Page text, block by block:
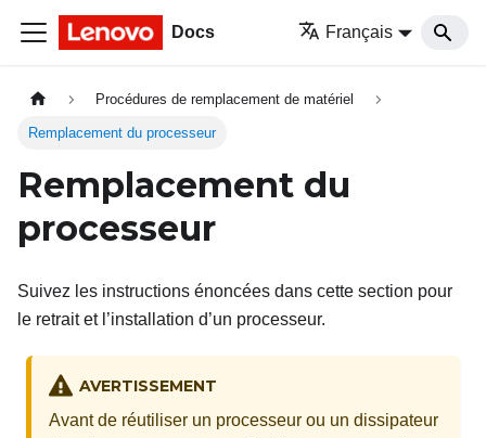
Docs Français
Procédures de remplacement de matériel
Remplacement du processeur
Remplacement du
processeur
Suivez les instructions énoncées dans cette section pour
le retrait et l’installation d’un processeur.
AVERTISSEMENT
Avant de réutiliser un processeur ou un dissipateur